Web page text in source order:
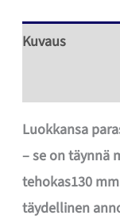
Kuvaus
Luokkansa
– se on täynnä
tehokas130
täydellinen